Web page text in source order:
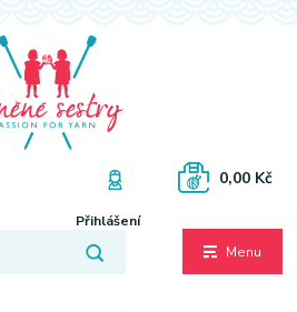
Menu
Přihlášení
0,00 Kč